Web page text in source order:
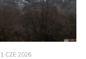
POSTED
1 CZE 2026